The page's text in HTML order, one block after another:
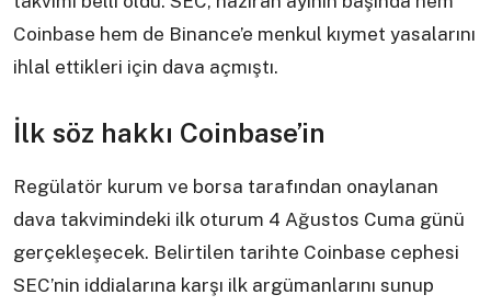
Coinbase hem de Binance’e menkul kıymet yasalarını
ihlal ettikleri için dava açmıştı.
İlk söz hakkı Coinbase’in
Regülatör kurum ve borsa tarafından onaylanan
dava takvimindeki ilk oturum 4 Ağustos Cuma günü
gerçekleşecek. Belirtilen tarihte Coinbase cephesi
SEC’nin iddialarına karşı ilk argümanlarını sunup